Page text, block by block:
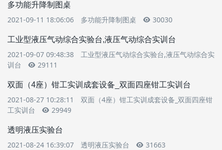
多功能升降制图桌
2021-09-11 18:06:06 多功能升降制图桌 30030
工业型液压气动综合实验台,液压气动综合实训台
2021-09-07 09:48:38
工业型液压气动综合实验台,液压气动综合实
训台
29111
双面（4座）钳工实训成套设备_双面四座钳工实训台
2021-08-27 10:28:11
双面（4座）钳工实训成套设备_双面四座钳
工实训台
29949
透明液压实验台
2021-08-24 16:39:07 透明液压实验台 31663